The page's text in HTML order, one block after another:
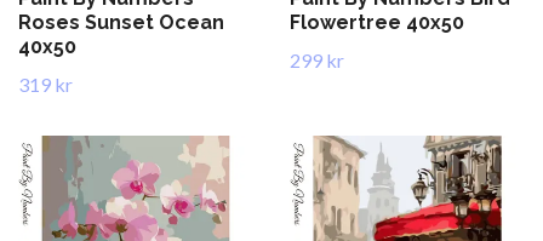
Roses Sunset Ocean
40x50
319 kr
Flowertree 40x50
299 kr